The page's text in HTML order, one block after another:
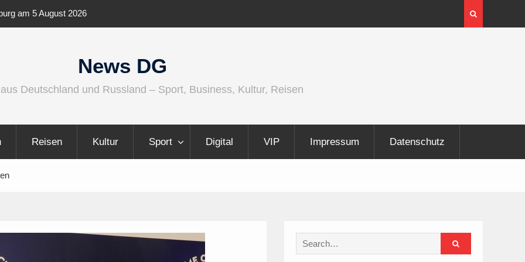
und
InnoTrans 2026 zeigt Technologien für die
Elektrifizierung der Schiene
News DG
Deutschland und Russland – Sport, Business, Kultur, Reisen
Reisen Kultur Sport Digital VIP Impressum Datenschutz
Search
for: